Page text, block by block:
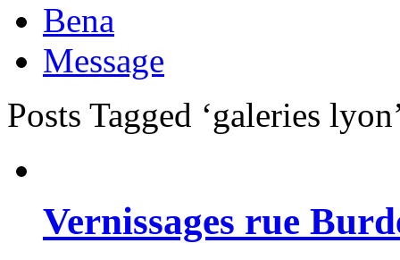
Bena
Message
Posts Tagged ‘galeries
Vernissages rue